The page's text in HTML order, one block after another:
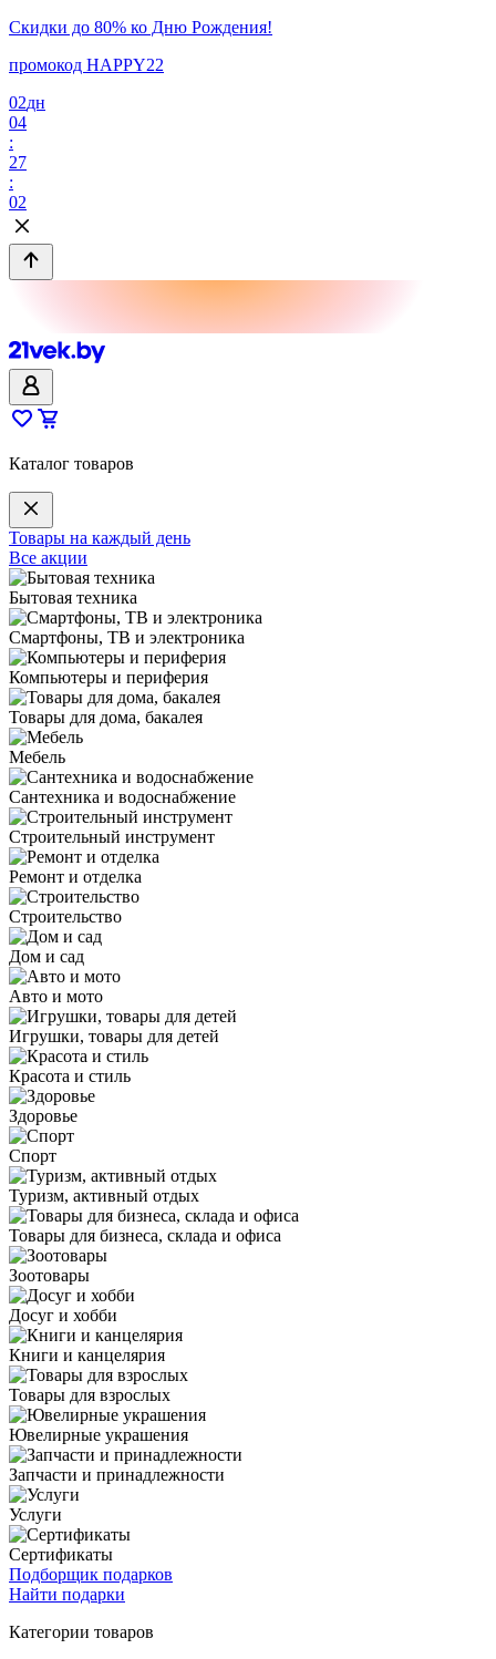
Скидки до 80% ко Дню Рождения!
промокод HAPPY22
02дн
04
:
27
:
02
Каталог товаров
Товары на каждый день
Все акции
Бытовая техника
Смартфоны, ТВ и электроника
Компьютеры и периферия
Товары для дома, бакалея
Мебель
Сантехника и водоснабжение
Строительный инструмент
Ремонт и отделка
Строительство
Дом и сад
Авто и мото
Игрушки, товары для детей
Красота и стиль
Здоровье
Спорт
Туризм, активный отдых
Товары для бизнеса, склада и офиса
Зоотовары
Досуг и хобби
Книги и канцелярия
Товары для взрослых
Ювелирные украшения
Запчасти и принадлежности
Услуги
Сертификаты
Подборщик подарков
Найти подарки
Категории товаров